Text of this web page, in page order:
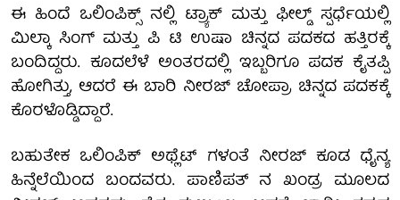
ಈ ಹಿಂದೆ ಒಲಿಂಪಿಕ್ಸ್ ನಲ್ಲಿ ಟ್ರ್ಯಾಕ್ ಮತ್ತು ಫೀಲ್ಡ್ ಸ್ಪರ್ಧೆಯಲ್ಲಿ
ಮಿಲ್ಕಾ ಸಿಂಗ್ ಮತ್ತು ಪಿ ಟಿ ಉಷಾ ಚಿನ್ನದ ಪದಕದ ಹತ್ತಿರಕ್ಕೆ
ಬಂದಿದ್ದರು. ಕೂದಲೆಳೆ ಅಂತರದಲ್ಲಿ ಇಬ್ಬರಿಗೂ ಪದಕ ಕೈತಪ್ಪಿ
ಹೋಗಿತ್ತು, ಆದರೆ ಈ ಬಾರಿ ನೀರಜ್ ಚೋಪ್ರಾ ಚಿನ್ನದ ಪದಕಕ್ಕೆ
ಕೊರಳೊಡ್ಡಿದ್ದಾರೆ.
ಬಹುತೇಕ ಒಲಿಂಪಿಕ್ ಅಥ್ಲೆಟ್ ಗಳಂತೆ ನೀರಜ್ ಕೂಡ ಧೈನ್ಯ
ಹಿನ್ನೆಲೆಯಿಂದ ಬಂದವರು. ಪಾಣಿಪತ್ ನ ಖಂಡ್ರ ಮೂಲದ